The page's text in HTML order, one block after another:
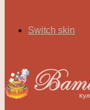
Switch skin